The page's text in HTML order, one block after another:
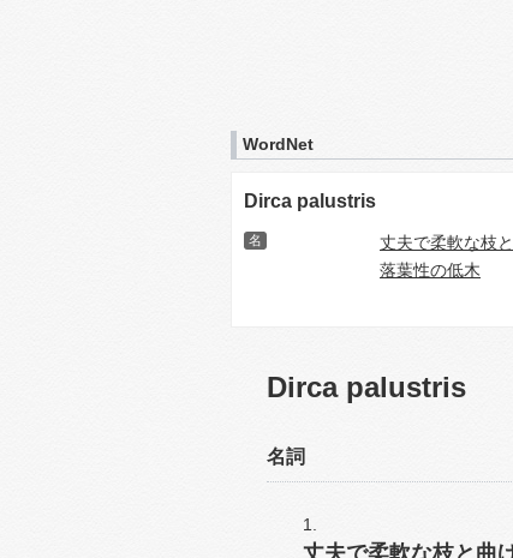
WordNet
Dirca palustris
名
丈夫で柔軟な枝
落葉性の低木
Dirca palustris
名詞
丈夫で柔軟な枝と曲